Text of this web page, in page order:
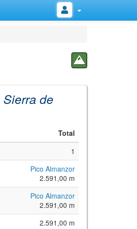
Sierra de
Total
1
Pico Almanzor
2.591,00 m
Pico Almanzor
2.591,00 m
2.591,00 m